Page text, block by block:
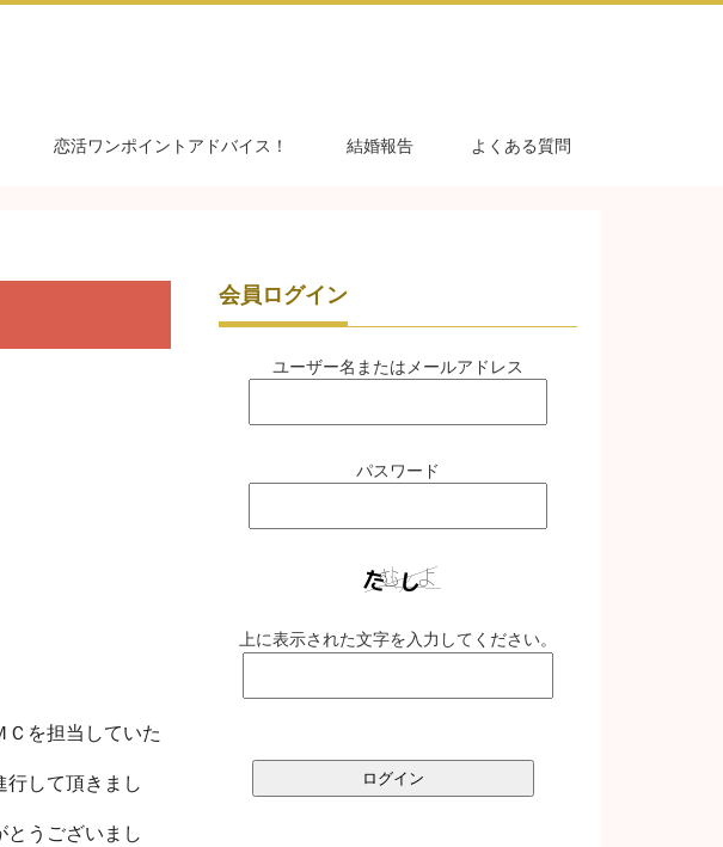
恋活ワンポイントアドバイス！ 結婚報告 よくある質問
を担当していた
行して頂きまし
とうございまし
会員ログイン
ユーザー名またはメールアドレス
パスワード
上に表示された文字を入力してください。